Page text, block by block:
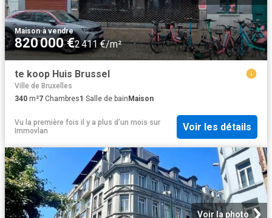
Maison·à vendre
820 000 €2 411 €/m²
te koop Huis Brussel
Ville de Bruxelles
340 m²7 Chambres1 Salle de bainMaison
Vu la première fois il y a plus d'un mois sur
Immovlan
Voir les détails
Voir la photo